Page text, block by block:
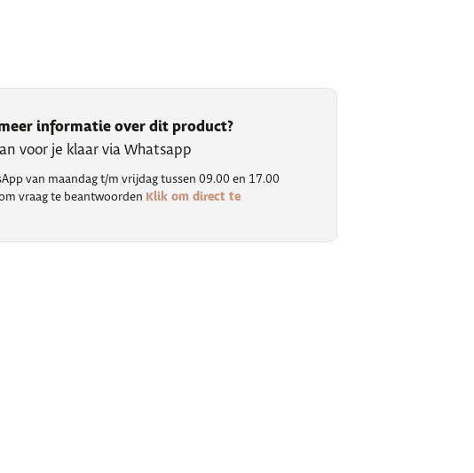
informatie over dit product?
voor je klaar via Whatsapp
van maandag t/m vrijdag tussen 09.00 en 17.00
vraag te beantwoorden Klik om direct te